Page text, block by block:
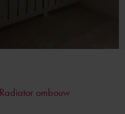
Radiator ombouw